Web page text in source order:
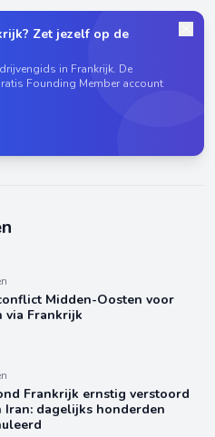
Zet jezelf op de
in Frankrijk. De
Founding Member account
Midden-Oosten voor
via Frankrijk
Frankrijk ernstig verstoord
dagelijks honderden